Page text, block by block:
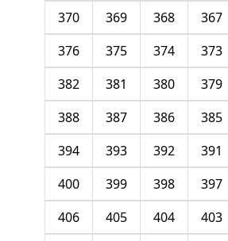
367
368
369
370
373
374
375
376
379
380
381
382
385
386
387
388
391
392
393
394
397
398
399
400
403
404
405
406